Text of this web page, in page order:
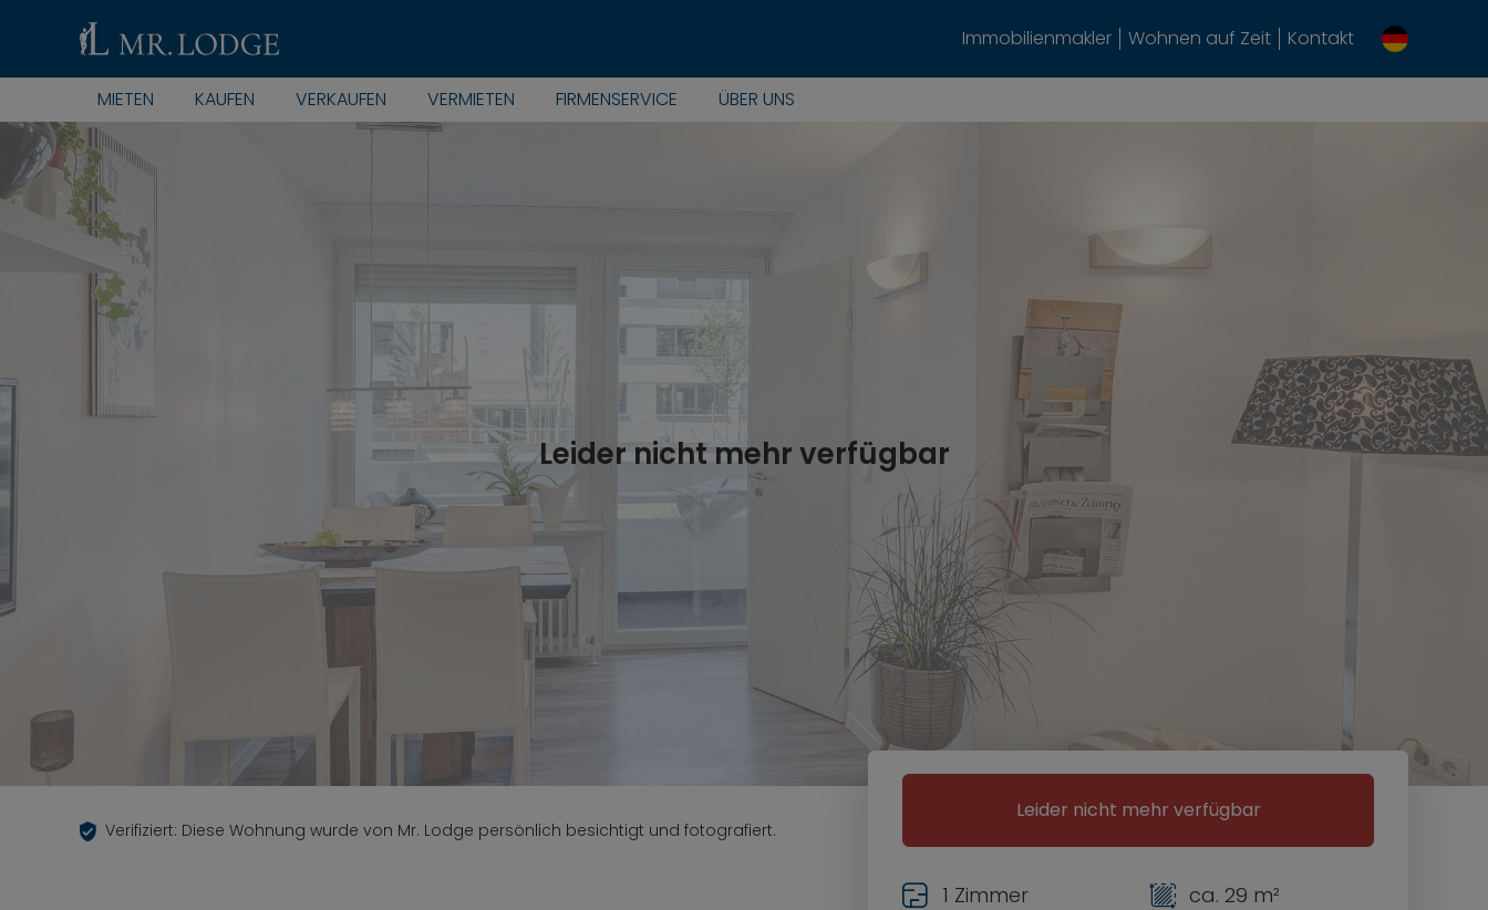
Immobilienmakler Wohnen auf Zeit Kontakt
MIETEN KAUFEN VERKAUFEN VERMIETEN FIRMENSERVICE ÜBER UNS
Leider nicht mehr verfügbar
Leider nicht mehr verfügbar
1 Zimmer ca. 29 m²
Verifiziert: Diese Wohnung wurde von Mr. Lodge persönlich besichtigt und fotografiert.